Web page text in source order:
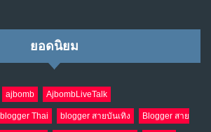
ยอดนิยม
ajbomb AjbombLiveTalk
blogger Thai blogger สายบันเทิง Blogger สาย